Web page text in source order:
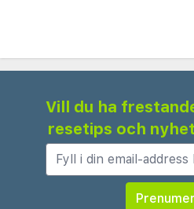
Vill du ha
resetips och